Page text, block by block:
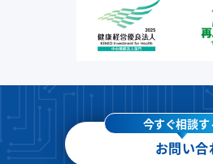
今すぐ相談す
お問い合